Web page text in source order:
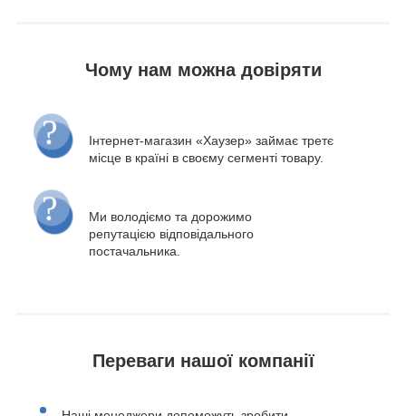
Чому нам можна довіряти
Інтернет-магазин «Хаузер» займає третє
місце в країні в своєму сегменті товару.
Ми володіємо та дорожимо
репутацією відповідального
постачальника.
Переваги нашої компанії